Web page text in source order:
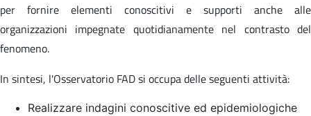
per fornire elementi conoscitivi e supporti anche alle
organizzazioni impegnate quotidianamente nel contrasto del
fenomeno.
In sintesi, l'Osservatorio FAD si occupa delle seguenti attività:
Realizzare indagini conoscitive ed epidemiologiche